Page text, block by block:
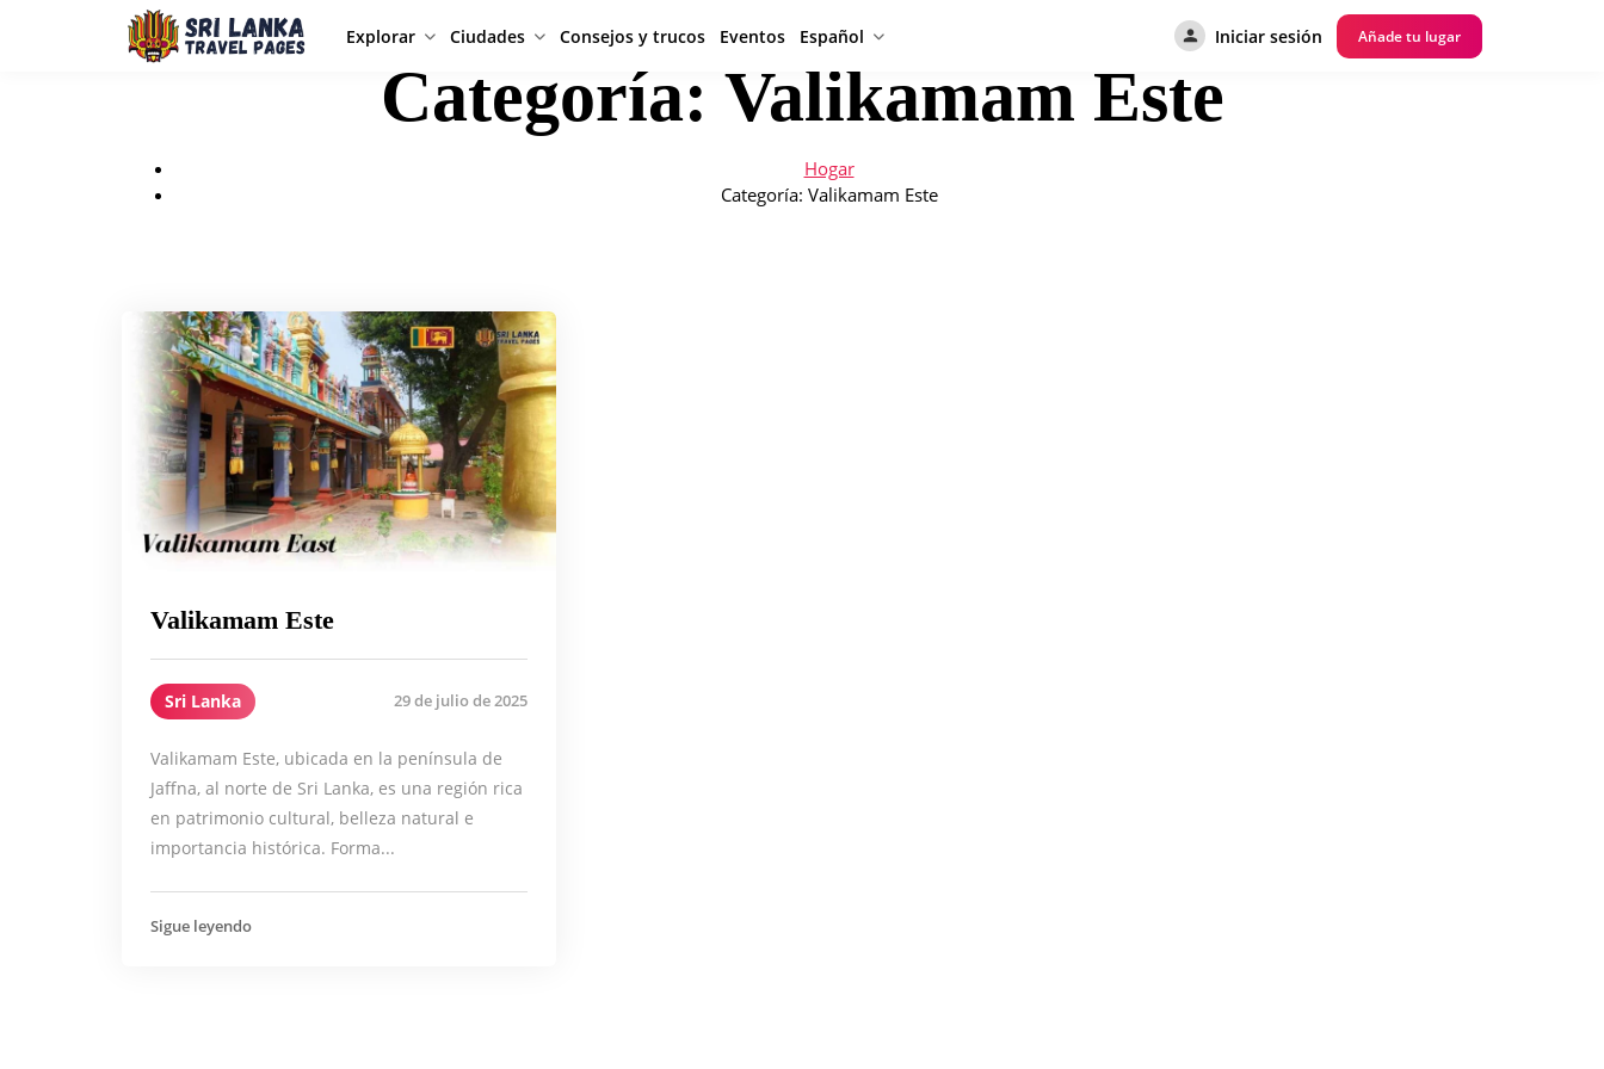
Explorar Ciudades Consejos y trucos Eventos Español Iniciar sesión Añade tu lugar
Categoría: Valikamam Este
Hogar
Categoría: Valikamam Este
Valikamam Este
Sri Lanka 29 de julio de 2025
Valikamam Este, ubicada en la península de
Jaffna, al norte de Sri Lanka, es una región rica
en patrimonio cultural, belleza natural e
importancia histórica. Forma...
Sigue leyendo